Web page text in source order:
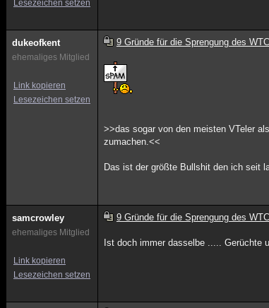
Lesezeichen setzen
dukeofkent
ehemaliges Mitglied
Link kopieren
Lesezeichen setzen
9 Gründe für die Sprengung des WTC
>>das sogar von den meisten VTeler
zumachen.<<
Das ist der größte Bullshit den ich seit
samcrowley
ehemaliges Mitglied
Link kopieren
Lesezeichen setzen
9 Gründe für die Sprengung des WTC
Ist doch immer dasselbe ..... Gerüchte